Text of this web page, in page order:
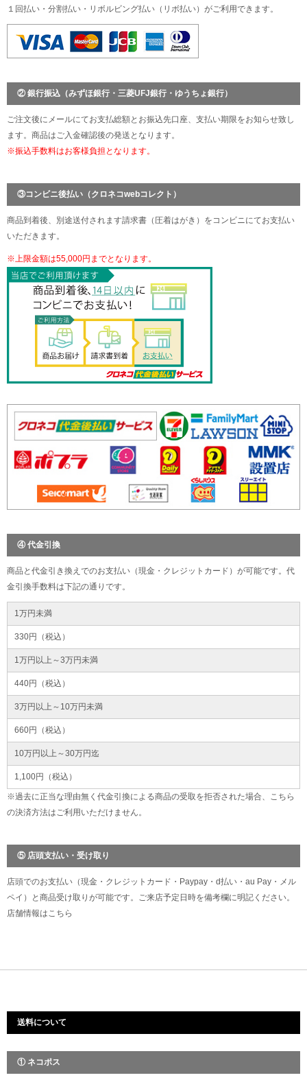
１回払い・分割払い・リボルビング払い（リボ払い）がご利用できます。
② 銀行振込（みずほ銀行・三菱UFJ銀行・ゆうちょ銀行）
ご注文後にメールにてお支払総額とお振込先口座、支払い期限をお知らせ致し
ます。商品はご入金確認後の発送となります。
※振込手数料はお客様負担となります。
③コンビニ後払い（クロネコwebコレクト）
商品到着後、別途送付されます請求書（圧着はがき）をコンビニにてお支払い
いただきます。
※上限金額は55,000円までとなります。
④ 代金引換
商品と代金引き換えでのお支払い（現金・クレジットカード）が可能です。代
金引換手数料は下記の通りです。
1万円未満
330円（税込）
1万円以上～3万円未満
440円（税込）
3万円以上～10万円未満
660円（税込）
10万円以上～30万円迄
1,100円（税込）
※過去に正当な理由無く代金引換による商品の受取を拒否された場合、こちら
の決済方法はご利用いただけません。
⑤ 店頭支払い・受け取り
店頭でのお支払い（現金・クレジットカード・Paypay・d払い・au Pay・メル
ペイ）と商品受け取りが可能です。ご来店予定日時を備考欄に明記ください。
店舗情報は こちら
送料について
① ネコポス